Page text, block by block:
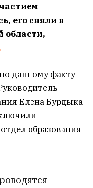
его сняли в
области,
данному факту
Елена Бурдыка
образования